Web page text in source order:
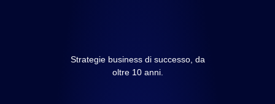
Strategie business di successo, da
oltre 10 anni.